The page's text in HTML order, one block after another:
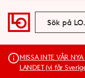
MISSA INTE VÅR
LANDET (vi får